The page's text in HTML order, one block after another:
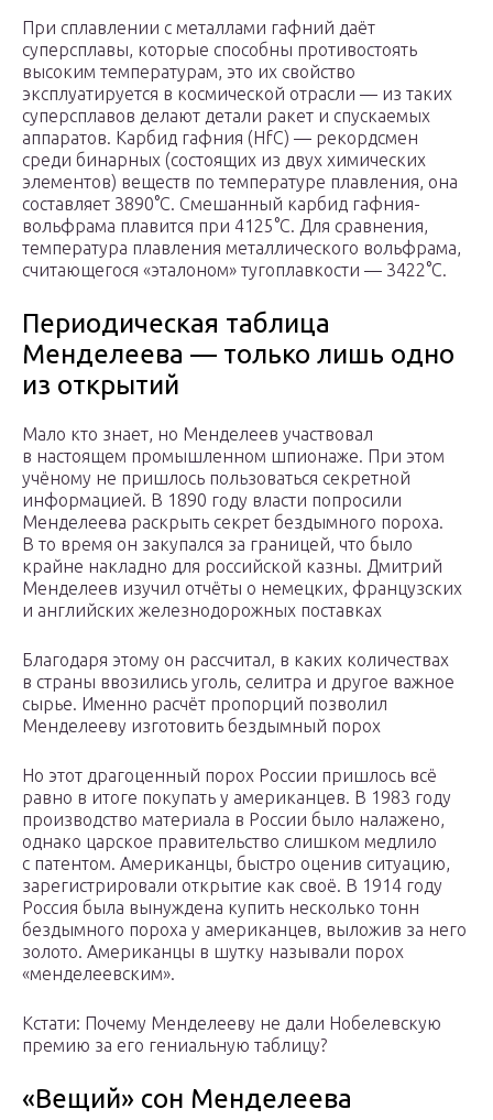
При сплавлении с металлами гафний даёт
суперсплавы, которые способны противостоять
высоким температурам, это их свойство
эксплуатируется в космической отрасли — из таких
суперсплавов делают детали ракет и спускаемых
аппаратов. Карбид гафния (HfC) — рекордсмен
среди бинарных (состоящих из двух химических
элементов) веществ по температуре плавления, она
составляет 3890°C. Смешанный карбид гафния-
вольфрама плавится при 4125°C. Для сравнения,
температура плавления металлического вольфрама,
считающегося «эталоном» тугоплавкости — 3422°C.
Периодическая таблица
Менделеева — только лишь одно
из открытий
Мало кто знает, но Менделеев участвовал
в настоящем промышленном шпионаже. При этом
учёному не пришлось пользоваться секретной
информацией. В 1890 году власти попросили
Менделеева раскрыть секрет бездымного пороха.
В то время он закупался за границей, что было
крайне накладно для российской казны. Дмитрий
Менделеев изучил отчёты о немецких, французских
и английских железнодорожных поставках
Благодаря этому он рассчитал, в каких количествах
в страны ввозились уголь, селитра и другое важное
сырье. Именно расчёт пропорций позволил
Менделееву изготовить бездымный порох
Но этот драгоценный порох России пришлось всё
равно в итоге покупать у американцев. В 1983 году
производство материала в России было налажено,
однако царское правительство слишком медлило
с патентом. Американцы, быстро оценив ситуацию,
зарегистрировали открытие как своё. В 1914 году
Россия была вынуждена купить несколько тонн
бездымного пороха у американцев, выложив за него
золото. Американцы в шутку называли порох
«менделеевским».
Кстати: Почему Менделееву не дали Нобелевскую
премию за его гениальную таблицу?
«Вещий» сон Менделеева